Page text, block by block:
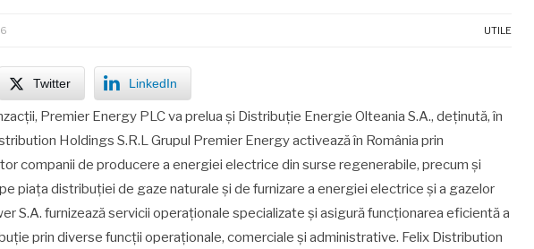
UTILE
Twitter LinkedIn
Premier Energy PLC va prelua și Distribuție Energie Olteania S.A., deținută, în
Holdings S.R.L Grupul Premier Energy activează în România prin
companii de producere a energiei electrice din surse regenerabile, precum și
piața distribuției de gaze naturale și de furnizare a energiei electrice și a gazelor
S.A. furnizează servicii operaționale specializate și asigură funcționarea eficientă a
prin diverse funcții operaționale, comerciale și administrative. Felix Distribution